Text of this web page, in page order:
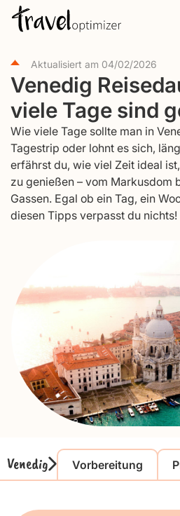
Aktualisiert am 04/02/2026
Venedig
viele Tage sind
Wie viele Tage sollte man in
Tagestrip oder lohnt es sich,
erfährst du, wie viel Zeit ideal
zu genießen – vom Markusdom
Gassen. Egal ob ein Tag, ein
diesen Tipps verpasst du nichts!
Venedig Vorbereitung